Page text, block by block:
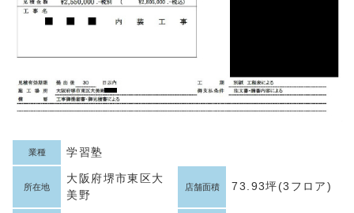
業種 学習塾
所在地
大阪府堺市東区大
美野
店舗面積 73.93坪(3フロア)